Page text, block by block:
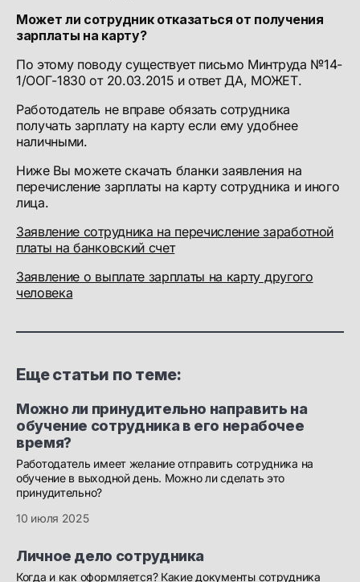
Может ли сотрудник отказаться от получения
зарплаты на карту?
По этому поводу существует письмо Минтруда №14-
1/ООГ-1830 от 20.03.2015 и ответ ДА, МОЖЕТ.
Работодатель не вправе обязать сотрудника
получать зарплату на карту если ему удобнее
наличными.
Ниже Вы можете скачать бланки заявления на
перечисление зарплаты на карту сотрудника и иного
лица.
Заявление сотрудника на перечисление заработной
платы на банковский счет
Заявление о выплате зарплаты на карту другого
человека
Еще статьи по теме:
Можно ли принудительно направить на
обучение сотрудника в его нерабочее
время?
Работодатель имеет желание отправить сотрудника на
обучение в выходной день. Можно ли сделать это
принудительно?
10 июля 2025
Личное дело сотрудника
Когда и как оформляется? Какие документы сотрудника